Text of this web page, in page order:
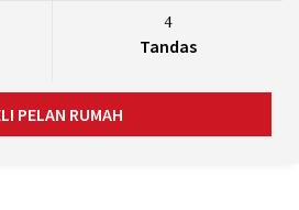
4
Tandas
PELAN RUMAH